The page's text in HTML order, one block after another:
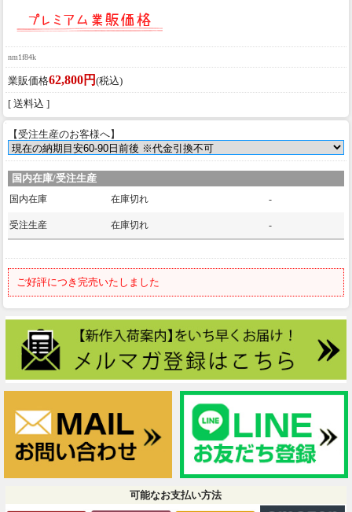
nm1f84k
業販価格62,800円 (税込)
[ 送料込 ]
【受注生産のお客様へ】
国内在庫/受注生産
国内在庫 在庫切れ -
受注生産 在庫切れ -
ご好評につき完売いたしました
可能なお支払い方法